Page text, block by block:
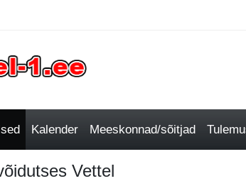
Kalender Meeskonnad/sõitjad
Vettel